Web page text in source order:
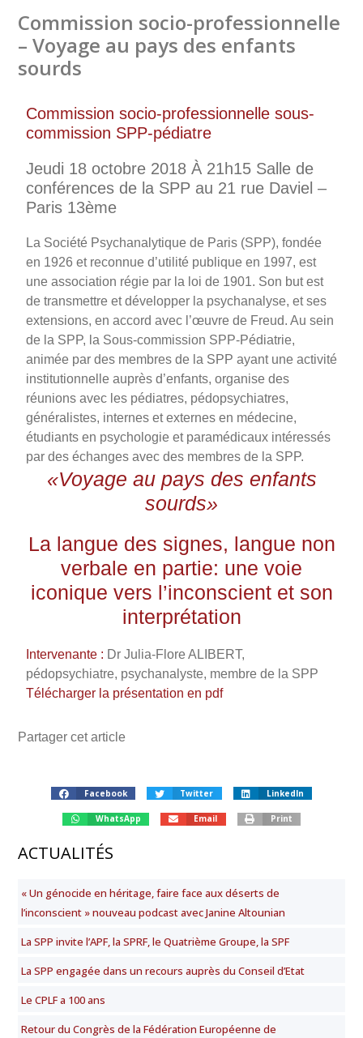
Commission socio-professionnelle
– Voyage au pays des enfants
sourds
Commission socio-professionnelle sous-
commission SPP-pédiatre
Jeudi 18 octobre 2018 À 21h15 Salle de
conférences de la SPP au 21 rue Daviel –
Paris 13ème
La Société Psychanalytique de Paris (SPP), fondée
en 1926 et reconnue d’utilité publique en 1997, est
une association régie par la loi de 1901. Son but est
de transmettre et développer la psychanalyse, et ses
extensions, en accord avec l’œuvre de Freud. Au sein
de la SPP, la Sous-commission SPP-Pédiatrie,
animée par des membres de la SPP ayant une activité
institutionnelle auprès d’enfants, organise des
réunions avec les pédiatres, pédopsychiatres,
généralistes, internes et externes en médecine,
étudiants en psychologie et paramédicaux intéressés
par des échanges avec des membres de la SPP.
«Voyage au pays des enfants
sourds»
La langue des signes, langue non
verbale en partie: une voie
iconique vers l’inconscient et son
interprétation
Intervenante : Dr Julia-Flore ALIBERT,
pédopsychiatre, psychanalyste, membre de la SPP
Télécharger la présentation en pdf
Partager cet article
Facebook Twitter LinkedIn
WhatsApp Email Print
ACTUALITÉS
« Un génocide en héritage, faire face aux déserts de
l’inconscient » nouveau podcast avec Janine Altounian
La SPP invite l’APF, la SPRF, le Quatrième Groupe, la SPF
La SPP engagée dans un recours auprès du Conseil d’Etat
Le CPLF a 100 ans
Retour du Congrès de la Fédération Européenne de